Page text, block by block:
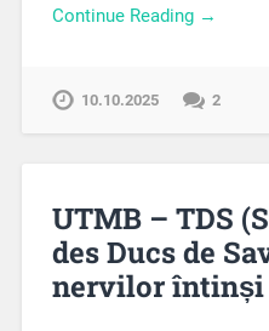
Continue Reading →
10.10.2025 2
UTMB – TDS
des Ducs de
nervilor întinși